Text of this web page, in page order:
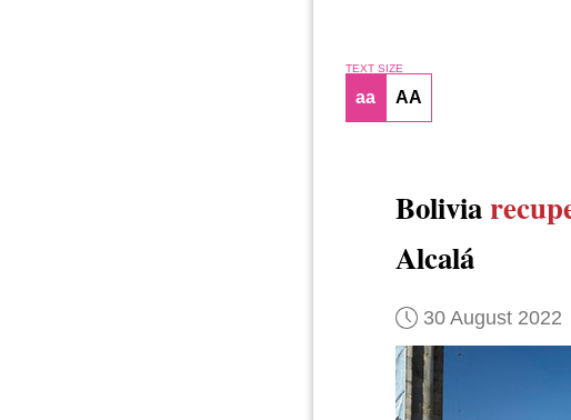
TEXT SIZE
aa AA
Bolivia
Alcalá
30 August 2022